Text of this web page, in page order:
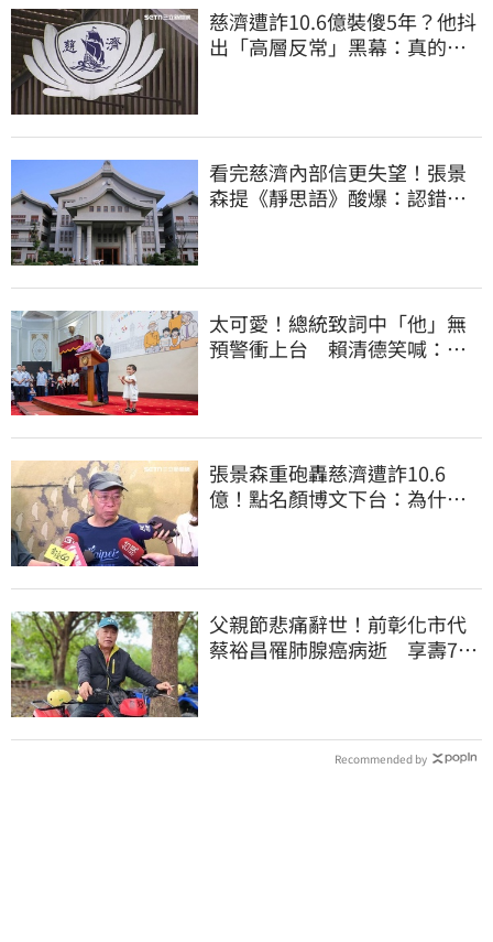
慈濟遭詐10.6億裝傻5年？他抖
出「高層反常」黑幕：真的不
看完慈濟內部信更失望！張景
森提《靜思語》酸爆：認錯有
太可愛！總統致詞中「他」無
預警衝上台 賴清德笑喊：卸
張景森重砲轟慈濟遭詐10.6
億！點名顏博文下台：為什麼
父親節悲痛辭世！前彰化市代
蔡裕昌罹肺腺癌病逝 享壽71
Recommended by